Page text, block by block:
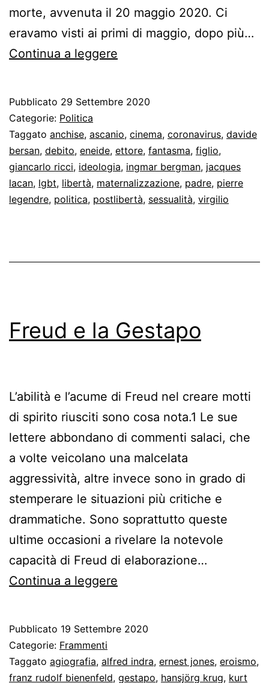
morte, avvenuta il 20 maggio 2020. Ci
eravamo visti ai primi di maggio, dopo più…
Continua a leggere
Pubblicato 29 Settembre 2020
Categorie: Politica
Taggato anchise, ascanio, cinema, coronavirus, davide
bersan, debito, eneide, ettore, fantasma, figlio,
giancarlo ricci, ideologia, ingmar bergman, jacques
lacan, lgbt, libertà, maternalizzazione, padre, pierre
legendre, politica, postlibertà, sessualità, virgilio
Freud e la Gestapo
L’abilità e l’acume di Freud nel creare motti
di spirito riusciti sono cosa nota.1 Le sue
lettere abbondano di commenti salaci, che
a volte veicolano una malcelata
aggressività, altre invece sono in grado di
stemperare le situazioni più critiche e
drammatiche. Sono soprattutto queste
ultime occasioni a rivelare la notevole
capacità di Freud di elaborazione…
Continua a leggere
Pubblicato 19 Settembre 2020
Categorie: Frammenti
Taggato agiografia, alfred indra, ernest jones, eroismo,
franz rudolf bienenfeld, gestapo, hansjörg krug, kurt